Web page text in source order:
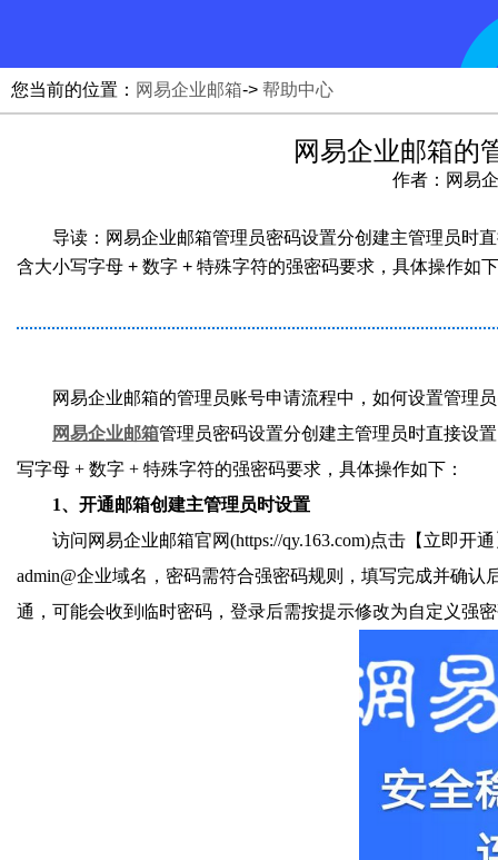
您当前的位置： 网易企业邮箱-> 帮助中心
网易企业邮箱的
作者：网易
导读：网易企业邮箱管理员密码设置分创建主管理员时
含大小写字母 + 数字 + 特殊字符的强密码要求，具体操作如
网易企业邮箱的管理员账号申请流程中，如何设置管理
网易企业邮箱管理员密码设置分创建主管理员时直接设
写字母 + 数字 + 特殊字符的强密码要求，具体操作如下：
1、开通邮箱创建主管理员时设置
访问网易企业邮箱官网(https://qy.163.com)点击【立即
admin@企业域名，密码需符合强密码规则，填写完成并确
通，可能会收到临时密码，登录后需按提示修改为自定义强